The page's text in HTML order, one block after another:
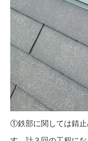
①鉄部に関しては錆止